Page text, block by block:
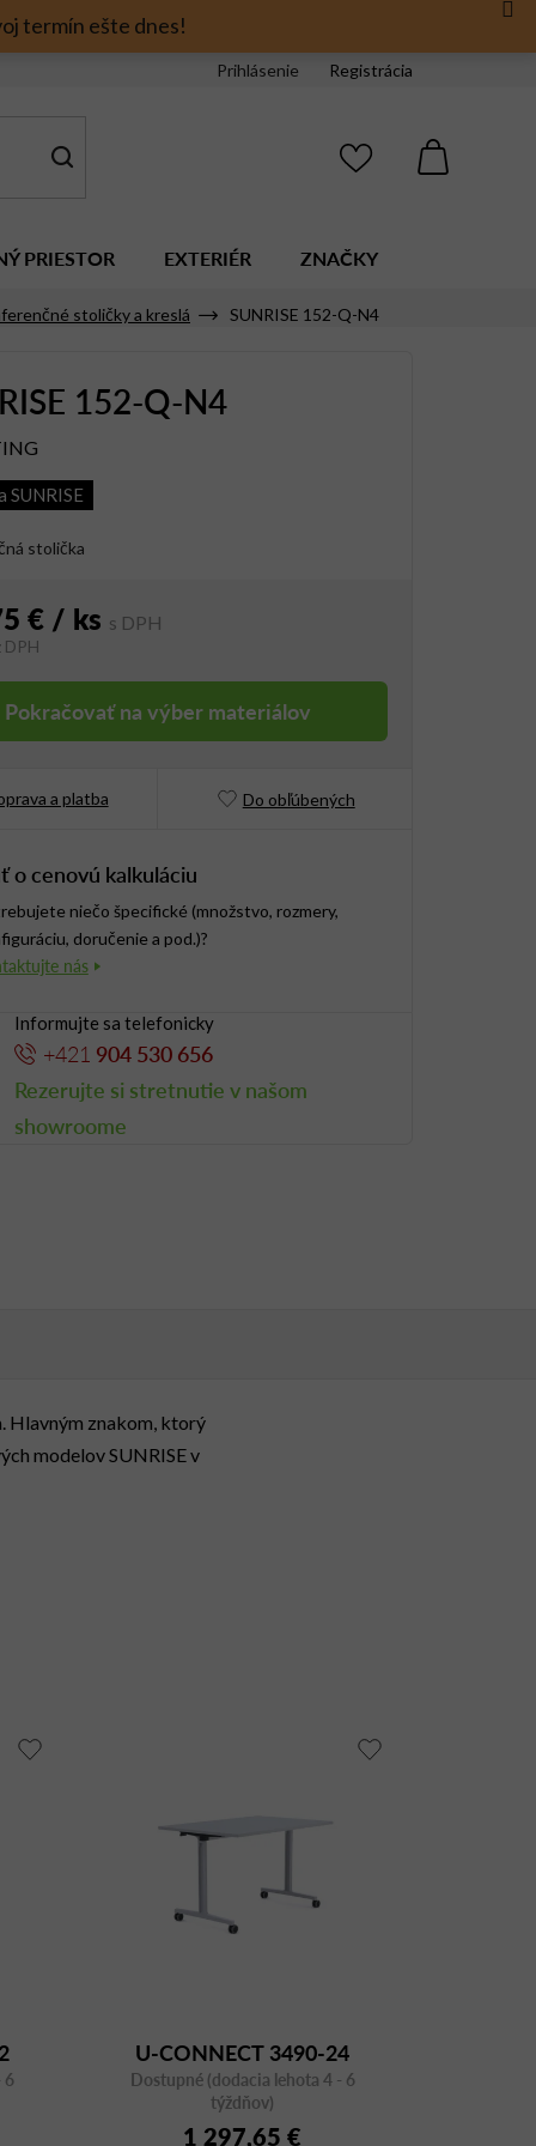
termín ešte dnes!
Prihlásenie Registrácia
PRIESTOR EXTERIÉR ZNAČKY
stoličky a kreslá SUNRISE 152-Q-N4
152-Q-N4
SUNRISE
stolička
€ / ks
Pokračovať na výber materiálov
a platba Do obľúbených
o cenovú kalkuláciu
niečo špecifické (množstvo, rozmery,
doručenie a pod.)?
Informujte sa telefonicky
+421 904 530 656
Rezerujte si stretnutie v našom
showroome
Hlavným znakom, ktorý
modelov SUNRISE v
6
U-CONNECT 3490-24
1600x800 sklopný stôl
Dostupné (dodacia lehota 4 - 6
týždňov)
1 297,65 €